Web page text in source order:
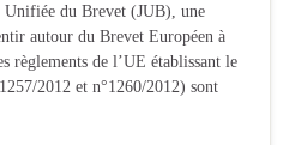
du Brevet (JUB), une
autour du Brevet Européen à
de l’UE établissant le
2012 et n°1260/2012) sont